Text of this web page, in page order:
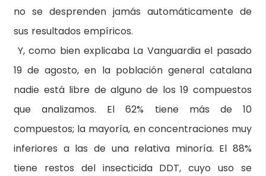
no se desprenden jamás automáticamente de
sus resultados empíricos.
Y, como bien explicaba La Vanguardia el pasado
19 de agosto, en la población general catalana
nadie está libre de alguno de los 19 compuestos
que analizamos. El 62% tiene más de 10
compuestos; la mayoría, en concentraciones muy
inferiores a las de una relativa minoría. El 88%
tiene restos del insecticida DDT, cuyo uso se